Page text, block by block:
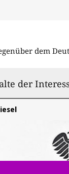
dem
der